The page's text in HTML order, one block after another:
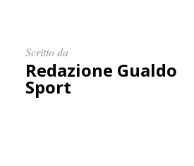
Scritto da
Redazione Gualdo
Sport